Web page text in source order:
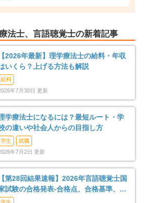
法士、言語聴覚士の新着記事
【2026年最新】理学療法士の給料・年収
いくら？上げる方法も解説
給料
年7月30日 更新
学療法士になるには？最短ルート・学
の違いや社会人からの目指し方
学生
就職
年7月2日 更新
【第28回結果速報】2026年言語聴覚士国
試験の合格発表-合格点、合格基準、合
率など-
学生